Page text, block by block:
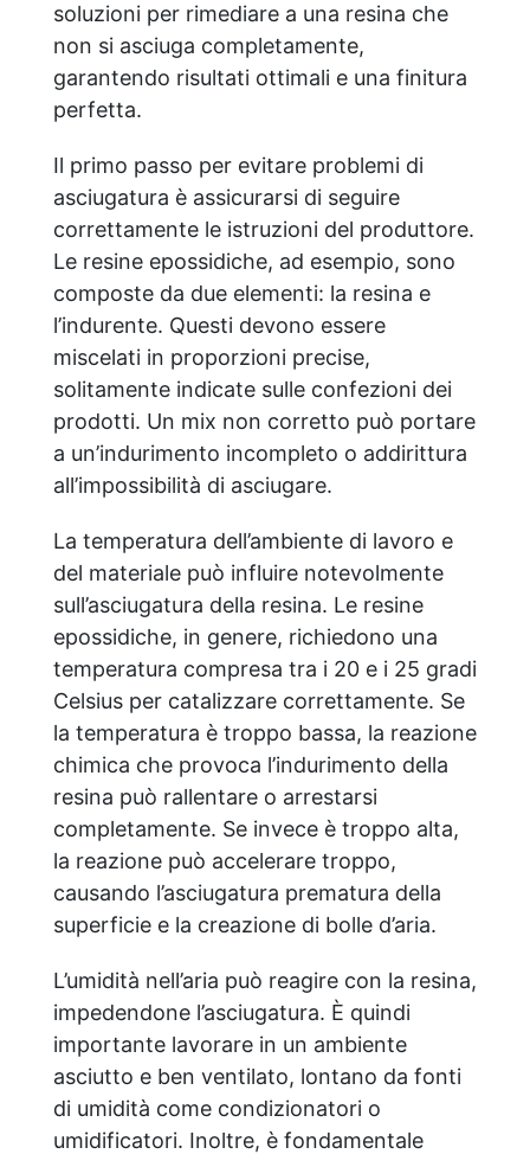
soluzioni per rimediare a una resina che
non si asciuga completamente,
garantendo risultati ottimali e una finitura
perfetta.
Il primo passo per evitare problemi di
asciugatura è assicurarsi di seguire
correttamente le istruzioni del produttore.
Le resine epossidiche, ad esempio, sono
composte da due elementi: la resina e
l’indurente. Questi devono essere
miscelati in proporzioni precise,
solitamente indicate sulle confezioni dei
prodotti. Un mix non corretto può portare
a un’indurimento incompleto o addirittura
all’impossibilità di asciugare.
La temperatura dell’ambiente di lavoro e
del materiale può influire notevolmente
sull’asciugatura della resina. Le resine
epossidiche, in genere, richiedono una
temperatura compresa tra i 20 e i 25 gradi
Celsius per catalizzare correttamente. Se
la temperatura è troppo bassa, la reazione
chimica che provoca l’indurimento della
resina può rallentare o arrestarsi
completamente. Se invece è troppo alta,
la reazione può accelerare troppo,
causando l’asciugatura prematura della
superficie e la creazione di bolle d’aria.
L’umidità nell’aria può reagire con la resina,
impedendone l’asciugatura. È quindi
importante lavorare in un ambiente
asciutto e ben ventilato, lontano da fonti
di umidità come condizionatori o
umidificatori. Inoltre, è fondamentale